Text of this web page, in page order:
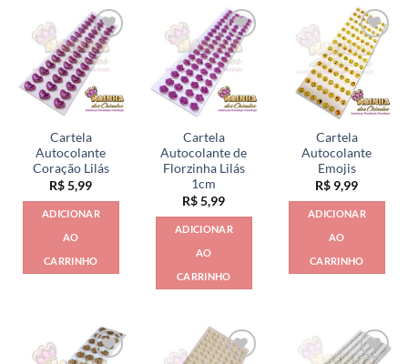
Cartela
Autocolante
Coração Lilás
R$5,99
ADICIONAR
AO
CARRINHO
Cartela
Autocolante de
Florzinha Lilás
1cm
R$5,99
ADICIONAR
AO
CARRINHO
Cartela
Autocolante
Emojis
R$ 9,99
ADICIONAR
AO
CARRINHO